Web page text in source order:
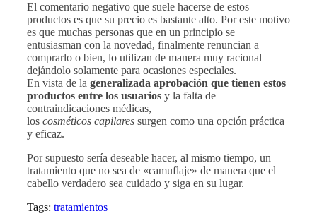
El comentario negativo que suele hacerse de estos
productos es que su precio es bastante alto. Por este motivo
es que muchas personas que en un principio se
entusiasman con la novedad, finalmente renuncian a
comprarlo o bien, lo utilizan de manera muy racional
dejándolo solamente para ocasiones especiales.
En vista de la generalizada aprobación que tienen estos
productos entre los usuarios y la falta de
contraindicaciones médicas,
los cosméticos capilares surgen como una opción práctica
y eficaz.
Por supuesto sería deseable hacer, al mismo tiempo, un
tratamiento que no sea de «camuflaje» de manera que el
cabello verdadero sea cuidado y siga en su lugar.
Tags: tratamientos